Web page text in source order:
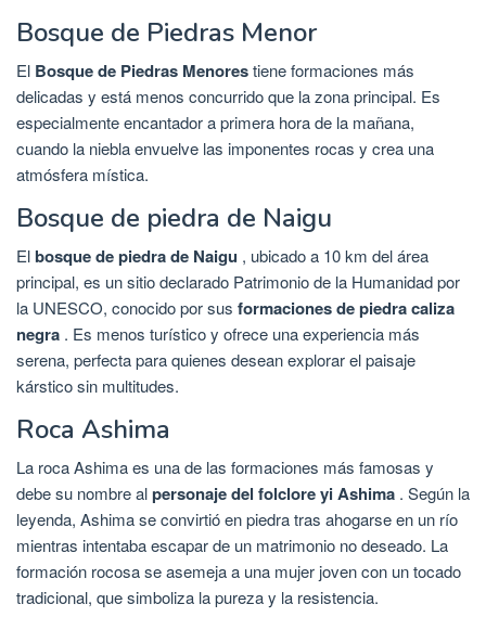
Bosque de Piedras Menor
El Bosque de Piedras Menorestiene formaciones más
delicadas y está menos concurrido que la zona principal. Es
especialmente encantador a primera hora de la mañana,
cuando la niebla envuelve las imponentes rocas y crea una
atmósfera mística.
Bosque de piedra de Naigu
Elbosque de piedra de Naigu , ubicado a 10 km del área
principal, es un sitio declarado Patrimonio de la Humanidad por
la UNESCO, conocido por sus formaciones de piedra caliza
negra . Es menos turístico y ofrece una experiencia más
serena, perfecta para quienes desean explorar el paisaje
kárstico sin multitudes.
Roca Ashima
La roca Ashima es una de las formaciones más famosas y
debe su nombre alpersonaje del folclore yi Ashima . Según la
leyenda, Ashima se convirtió en piedra tras ahogarse en un río
mientras intentaba escapar de un matrimonio no deseado. La
formación rocosa se asemeja a una mujer joven con un tocado
tradicional, que simboliza la pureza y la resistencia.